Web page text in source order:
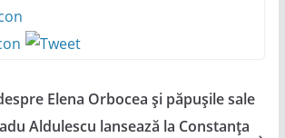
Elena Orbocea și păpușile sale
Aldulescu lansează la Constanța